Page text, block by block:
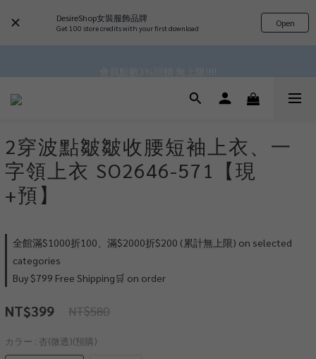
DesireShop女裝服飾品牌
Get 100 store credits with your first download Open
^•ﻌ•^全館滿$1000現折$100 累計無上限 ♡ ✧*
✿॰ॱ*｡ﾟ 全館滿$799即免運ॱ*｡ﾟ✿
2穿波點皺皺收腰短袖上衣、一
字領上衣 SO2646-571【現
+預】
全館滿$1000折100、滿$2000折$200 (累計無上限) on selected
categories
Buy $799 Free Shipping🛒 on order
NT$399 NT$580
カラー : 杏(微透)(預購)